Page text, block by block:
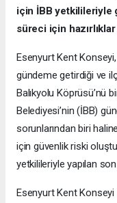
için İBB yetkilileriyle
süreci için
Esenyurt Kent
gündeme getirdiği ve
Balıkyolu Köprüsü’nü
Belediyesi’nin (İBB)
sorunlarından biri
için güvenlik riski
yetkilileriyle yapılan
Esenyurt Kent